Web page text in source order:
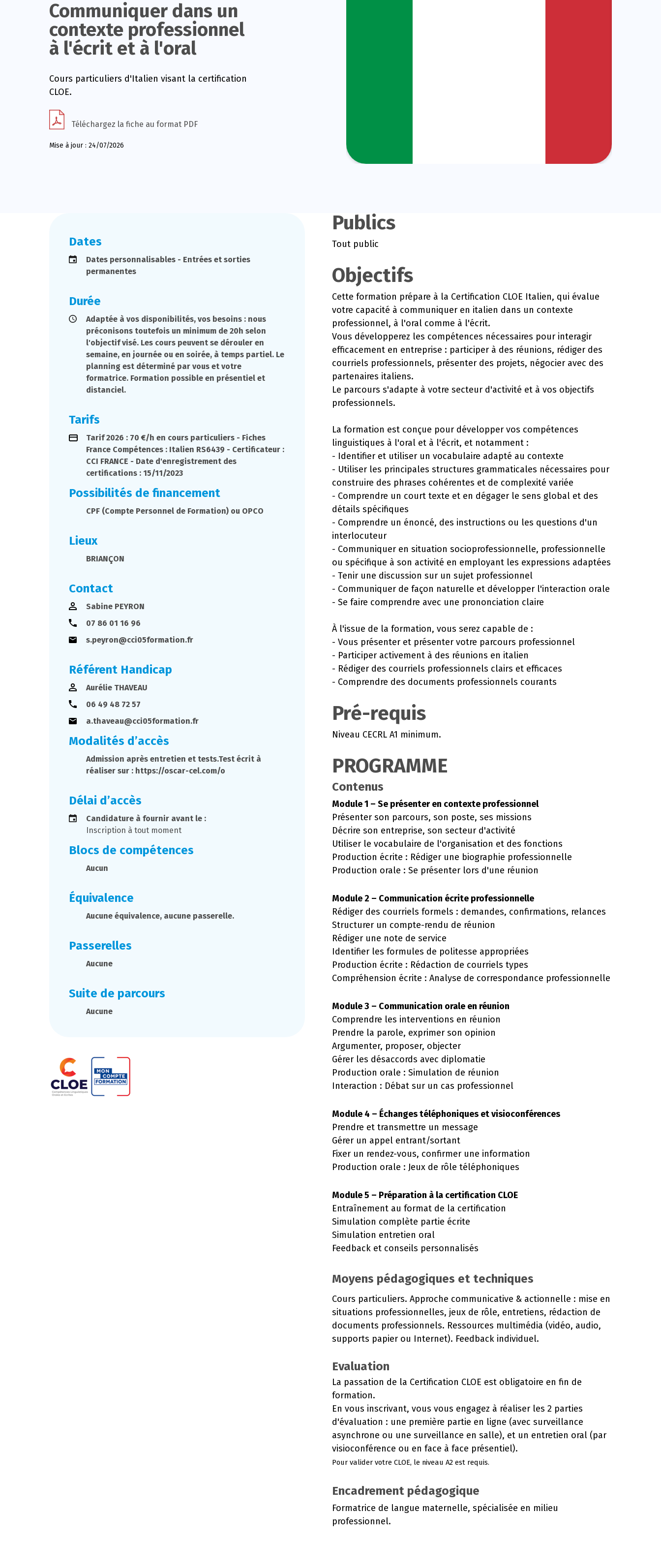
Communiquer dans un
contexte professionnel
à l'écrit et à l'oral
Cours particuliers d'Italien visant la certification
CLOE.
Téléchargez la fiche au format PDF
Mise à jour : 24/07/2026
Dates
Dates personnalisables - Entrées et sorties
permanentes
Durée
Adaptée à vos disponibilités, vos besoins : nous
préconisons toutefois un minimum de 20h selon
l'objectif visé. Les cours peuvent se dérouler en
semaine, en journée ou en soirée, à temps partiel. Le
planning est déterminé par vous et votre
formatrice. Formation possible en présentiel et
distanciel.
Tarifs
Tarif 2026 : 70 €/h en cours particuliers - Fiches
France Compétences : Italien RS6439 - Certificateur :
CCI FRANCE - Date d'enregistrement des
certifications : 15/11/2023
Possibilités de financement
CPF (Compte Personnel de Formation) ou OPCO
Lieux
BRIANÇON
Contact
Sabine PEYRON
07 86 01 16 96
s.peyron@cci05formation.fr
Référent Handicap
Aurélie THAVEAU
06 49 48 72 57
a.thaveau@cci05formation.fr
Modalités d’accès
Admission après entretien et tests.Test écrit à
réaliser sur : https://oscar-cel.com/o
Délai d’accès
Candidature à fournir avant le :
Inscription à tout moment
Blocs de compétences
Aucun
Équivalence
Aucune équivalence, aucune passerelle.
Passerelles
Aucune
Suite de parcours
Aucune
Publics
Tout public
Objectifs
Cette formation prépare à la Certification CLOE Italien, qui évalue
votre capacité à communiquer en italien dans un contexte
professionnel, à l'oral comme à l'écrit.
Vous développerez les compétences nécessaires pour interagir
efficacement en entreprise : participer à des réunions, rédiger des
courriels professionnels, présenter des projets, négocier avec des
partenaires italiens.
Le parcours s'adapte à votre secteur d'activité et à vos objectifs
professionnels.
La formation est conçue pour développer vos compétences
linguistiques à l'oral et à l'écrit, et notamment :
- Identifier et utiliser un vocabulaire adapté au contexte
- Utiliser les principales structures grammaticales nécessaires pour
construire des phrases cohérentes et de complexité variée
- Comprendre un court texte et en dégager le sens global et des
détails spécifiques
- Comprendre un énoncé, des instructions ou les questions d'un
interlocuteur
- Communiquer en situation socioprofessionnelle, professionnelle
ou spécifique à son activité en employant les expressions adaptées
- Tenir une discussion sur un sujet professionnel
- Communiquer de façon naturelle et développer l'interaction orale
- Se faire comprendre avec une prononciation claire
À l'issue de la formation, vous serez capable de :
- Vous présenter et présenter votre parcours professionnel
- Participer activement à des réunions en italien
- Rédiger des courriels professionnels clairs et efficaces
- Comprendre des documents professionnels courants
Pré-requis
Niveau CECRL A1 minimum.
PROGRAMME
Contenus
Module 1 – Se présenter en contexte professionnel
Présenter son parcours, son poste, ses missions
Décrire son entreprise, son secteur d'activité
Utiliser le vocabulaire de l'organisation et des fonctions
Production écrite : Rédiger une biographie professionnelle
Production orale : Se présenter lors d'une réunion
Module 2 – Communication écrite professionnelle
Rédiger des courriels formels : demandes, confirmations, relances
Structurer un compte-rendu de réunion
Rédiger une note de service
Identifier les formules de politesse appropriées
Production écrite : Rédaction de courriels types
Compréhension écrite : Analyse de correspondance professionnelle
Module 3 – Communication orale en réunion
Comprendre les interventions en réunion
Prendre la parole, exprimer son opinion
Argumenter, proposer, objecter
Gérer les désaccords avec diplomatie
Production orale : Simulation de réunion
Interaction : Débat sur un cas professionnel
Module 4 – Échanges téléphoniques et visioconférences
Prendre et transmettre un message
Gérer un appel entrant/sortant
Fixer un rendez-vous, confirmer une information
Production orale : Jeux de rôle téléphoniques
Module 5 – Préparation à la certification CLOE
Entraînement au format de la certification
Simulation complète partie écrite
Simulation entretien oral
Feedback et conseils personnalisés
Moyens pédagogiques et techniques
Cours particuliers. Approche communicative & actionnelle : mise en
situations professionnelles, jeux de rôle, entretiens, rédaction de
documents professionnels. Ressources multimédia (vidéo, audio,
supports papier ou Internet). Feedback individuel.
Evaluation
La passation de la Certification CLOE est obligatoire en fin de
formation.
En vous inscrivant, vous vous engagez à réaliser les 2 parties
d'évaluation : une première partie en ligne (avec surveillance
asynchrone ou une surveillance en salle), et un entretien oral (par
visioconférence ou en face à face présentiel).
Pour valider votre CLOE, le niveau A2 est requis.
Encadrement pédagogique
Formatrice de langue maternelle, spécialisée en milieu
professionnel.